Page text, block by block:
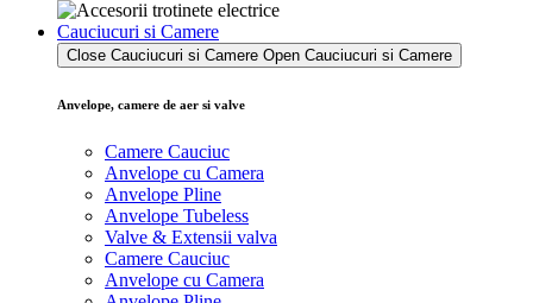
Cauciucuri si Camere
Close Cauciucuri si Camere Open Cauciucuri si Camere
Anvelope, camere de aer si valve
Camere Cauciuc
Anvelope cu Camera
Anvelope Pline
Anvelope Tubeless
Valve & Extensii valva
Camere Cauciuc
Anvelope cu Camera